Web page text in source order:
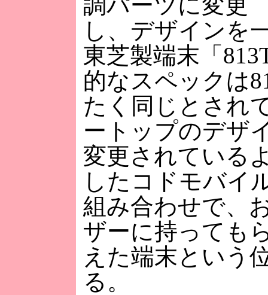
し、デザインを
東芝製端末「
的なスペックは
たく同じとされ
ートップのデザ
変更されている
したコドモバイ
組み合わせで、
ザーに持っても
えた端末という
る。